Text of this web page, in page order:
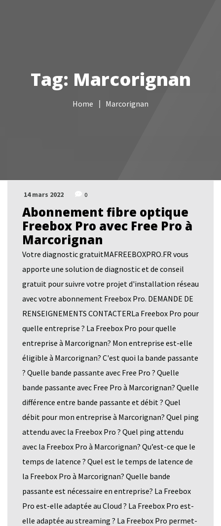
Câblage réseau
NAS
Tag: Marcorignan
Home Marcorignan
14 mars 2022 0
Abonnement fibre optique
Freebox Pro avec Free Pro à
Marcorignan
Votre diagnostic gratuitMAFREEBOXPRO.FR vous
apporte une solution de diagnostic et de conseil
gratuit pour suivre votre projet d'installation réseau
avec votre abonnement Freebox Pro. DEMANDE DE
RENSEIGNEMENTS CONTACTERLa Freebox Pro pour
quelle entreprise ? La Freebox Pro pour quelle
entreprise à Marcorignan? Mon entreprise est-elle
éligible à Marcorignan? C'est quoi la bande passante
? Quelle bande passante avec Free Pro ? Quelle
bande passante avec Free Pro à Marcorignan? Quelle
différence entre bande passante et débit ? Quel
débit pour mon entreprise à Marcorignan? Quel ping
attendu avec la Freebox Pro ? Quel ping attendu
avec la Freebox Pro à Marcorignan? Qu’est-ce que le
temps de latence ? Quel est le temps de latence de
la Freebox Pro à Marcorignan? Quelle bande
passante est nécessaire en entreprise? La Freebox
Pro est-elle adaptée au Cloud ? La Freebox Pro est-
elle adaptée au streaming ? La Freebox Pro permet-